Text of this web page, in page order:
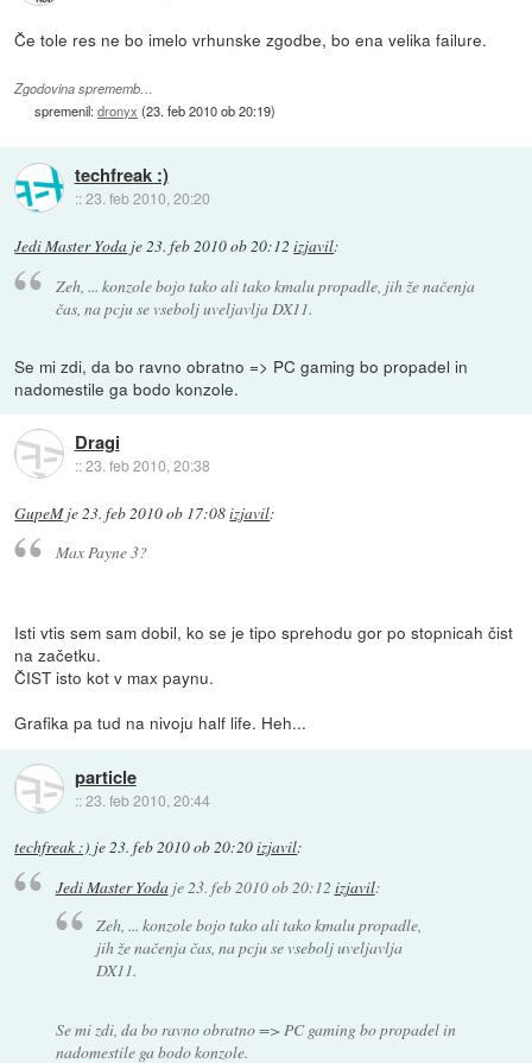
Če tole res ne bo imelo vrhunske zgodbe, bo ena velika failure.
Zgodovina sprememb…
spremenil:dronyx (23. feb 2010 ob 20:19)
techfreak :)
::23. feb 2010, 20:20
Jedi Master Yoda je23. feb 2010 ob 20:12 izjavil:
Zeh, ... konzole bojo tako ali tako kmalu propadle, jih že načenja
čas, na pcju se vsebolj uveljavlja DX11.
Se mi zdi, da bo ravno obratno => PC gaming bo propadel in
nadomestile ga bodo konzole.
Dragi
::23. feb 2010, 20:38
GupeMje23. feb 2010 ob 17:08izjavil:
Max Payne 3?
Isti vtis sem sam dobil, ko se je tipo sprehodu gor po stopnicah čist
na začetku.
ČIST isto kot v max paynu.
Grafika pa tud na nivoju half life. Heh...
particle
::23. feb 2010, 20:44
techfreak :) je23. feb 2010 ob 20:20izjavil:
Jedi Master Yodaje 23. feb 2010 ob 20:12 izjavil:
Zeh, ... konzole bojo tako ali tako kmalu propadle,
jih že načenja čas, na pcju se vsebolj uveljavlja
DX11.
Se mi zdi, da bo ravno obratno => PC gaming bo propadel in
nadomestile ga bodo konzole.